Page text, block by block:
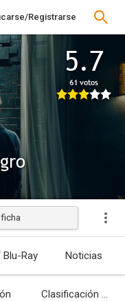
Registrarse
5.7
61 votos
Estrenada
Blu-Ray Noticias
Clasificación por edades